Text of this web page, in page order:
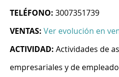
TELÉFONO: 3007351739
VENTAS: Ver evolución en
ACTIVIDAD: Actividades de
empresariales y de